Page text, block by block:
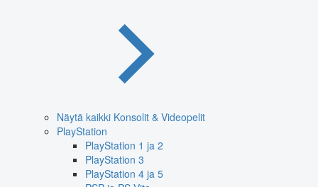
Näytä kaikki Konsolit & Videopelit
PlayStation
PlayStation 1 ja 2
PlayStation 3
PlayStation 4 ja 5